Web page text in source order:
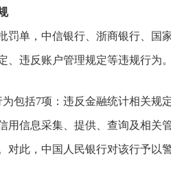
罚单，中信银行、浙商银行、国
违反账户管理规定等违规行为。
包括7项：违反金融统计相关规
用信息采集、提供、查询及相关
对此，中国人民银行对该行予以